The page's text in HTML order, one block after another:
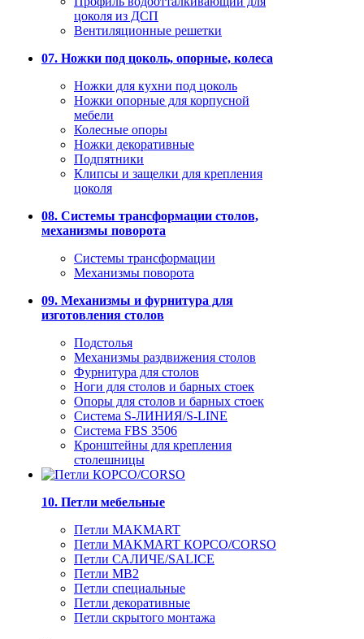
цоколя из ДСП
Вентиляционные решетки
07. Ножки под цоколь, опорные, колеса
Ножки для кухни под цоколь
Ножки опорные для корпусной
мебели
Колесные опоры
Ножки декоративные
Подпятники
Клипсы и защелки для крепления
цоколя
08. Системы трансформации столов,
механизмы поворота
Системы трансформации
Механизмы поворота
09. Механизмы и фурнитура для
изготовления столов
Подстолья
Механизмы раздвижения столов
Фурнитура для столов
Ноги для столов и барных стоек
Опоры для столов и барных стоек
Система S-ЛИНИЯ/S-LINE
Система FBS 3506
Кронштейны для крепления
столешницы
10. Петли мебельные
Петли MAKMART
Петли MAKMART КОРСО/CORSO
Петли САЛИЧЕ/SALICE
Петли MB2
Петли специальные
Петли декоративные
Петли скрытого монтажа